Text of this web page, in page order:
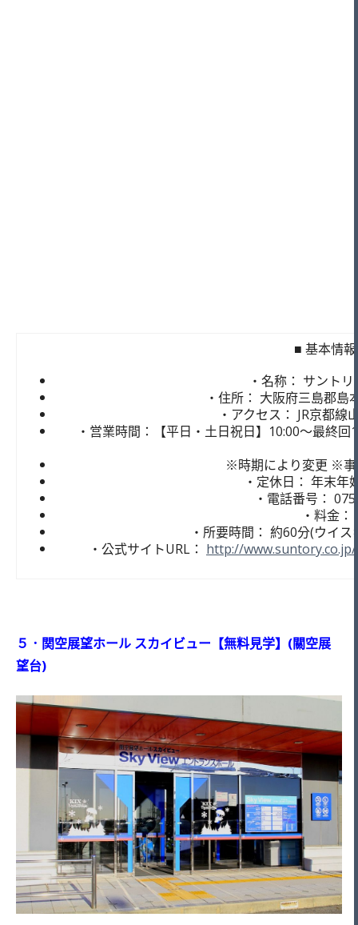
■ 基本情報
・名称： サント
・住所： 大阪府三島郡島
・アクセス： JR京都線
・営業時間：【平日・土日祝日】10:00～最終
※時期により変更 ※事
・定休日： 年末年
・電話番号：
・料金：
・所要時間： 約60分(ウイ
・公式サイトURL： http://
５．関空展望ホール スカイビュー【無料見学】(關空展
望台)